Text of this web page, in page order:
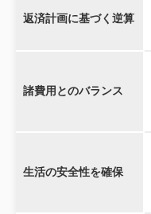
返済計画に基づく逆算
諸費用とのバランス
生活の安全性を確保